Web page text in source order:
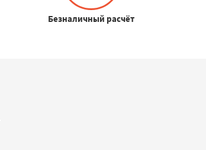
Безналичный расчёт